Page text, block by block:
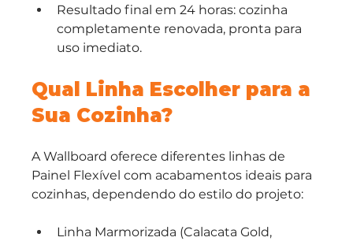
Resultado final em 24 horas: cozinha
completamente renovada, pronta para
uso imediato.
Qual Linha Escolher para a
Sua Cozinha?
A Wallboard oferece diferentes linhas de
Painel Flexível com acabamentos ideais para
cozinhas, dependendo do estilo do projeto:
Linha Marmorizada (Calacata Gold,